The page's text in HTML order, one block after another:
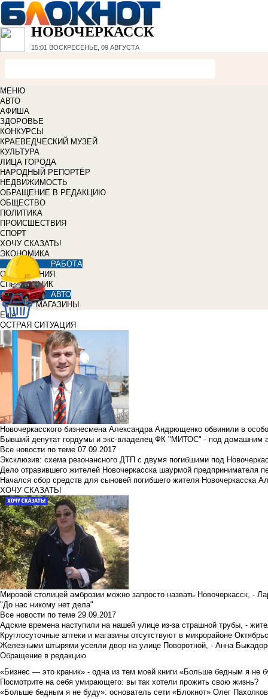
НОВОЧЕРКАССК
15:01 ВОСКРЕСЕНЬЕ, 09 АВГУСТА
МЕНЮ
АВТО
АФИША
ЗДОРОВЬЕ
КОНКУРСЫ
КРАЕВЕДЧЕСКИЙ МУЗЕЙ
КУЛЬТУРА
ЛИЦА ГОРОДА
НАРОДНЫЙ РЕПОРТЁР
НЕДВИЖИМОСТЬ
ОБРАЩЕНИЕ В РЕДАКЦИЮ
ОБЩЕСТВО
ПОЛИТИКА
ПРОИСШЕСТВИЯ
СПОРТ
ХОЧУ СКАЗАТЬ!
ЭКОНОМИКА
РАБОТА
ОБЪЯВЛЕНИЯ
СПРАВОЧНИК
АВТО
МАГАЗИНЫ
Еще
ОСТРАЯ СИТУАЦИЯ
Новочеркасского бизнесмена Александра Андрющенко обвинили в
Бывший депутат гордумы и экс-владелец ФК "МИТОС" - под домашним
Все новости по теме 07.09.2017
Эксклюзив: схема резонансного ДТП с двумя погибшими под
Дело отравившего жителей Новочеркасска шаурмой предпринимателя
Начался сбор средств для сыновей погибшего жителя Новочеркасска
ХОЧУ СКАЗАТЬ!
Мировой столицей амброзии можно запросто назвать Новочеркасск, -
"До нас никому нет дела"
Все новости по теме 29.09.2017
Адские времена наступили на нашей улице из-за страшной трубы, -
Круглосуточные аптеки и магазины отсутствуют в микрорайоне
Железными штырями усеяли двор на улице Поворотной, - Анна
Обращение в редакцию
«Бизнес — это краник» - одна из тем моей книги «Больше бедным я не
Посмотрите на себя умирающего: вы так хотели прожить свою жизнь?
«Больше бедным я не буду»: основатель сети «Блокнот» Олег Пахолков